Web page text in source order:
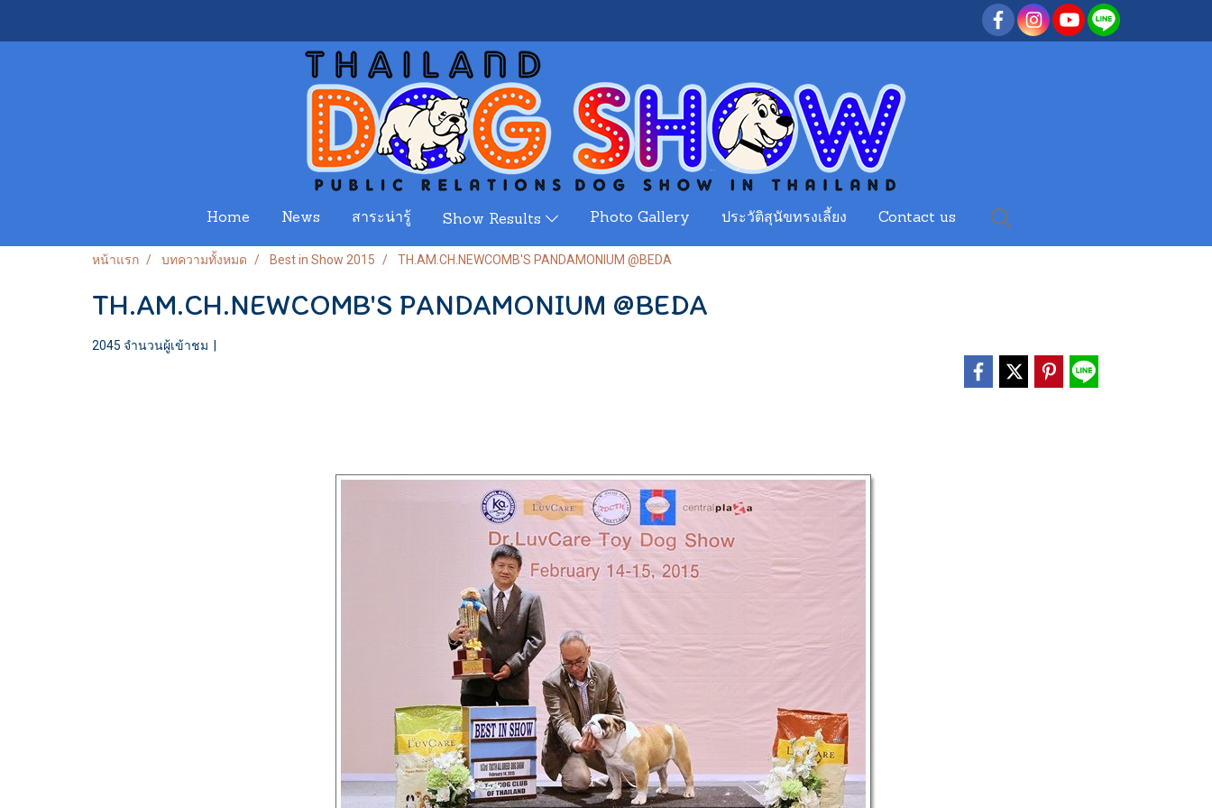
Home News สาระน่ารู้ Show Results Photo Gallery ประวัติสุนัขทรงเลี้ยง Contact us
หน้าแรก บทความทั้งหมด Best in Show 2015 TH.AM.CH.NEWCOMB'S PANDAMONIUM @BEDA
TH.AM.CH.NEWCOMB'S PANDAMONIUM @BEDA
2045 จำนวนผู้เข้าชม |